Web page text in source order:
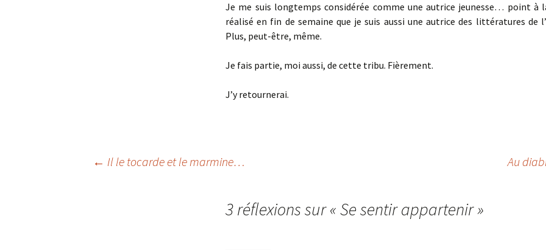
Je me suis longtemps considérée comme une autrice jeunesse… point à
réalisé en fin de semaine que je suis aussi une autrice des littératures de
Plus, peut-être, même.
Je fais partie, moi aussi, de cette tribu. Fièrement.
J’y retournerai.
← Il le tocarde et le marmine… Au
3 réflexions sur «Se sentir appartenir»